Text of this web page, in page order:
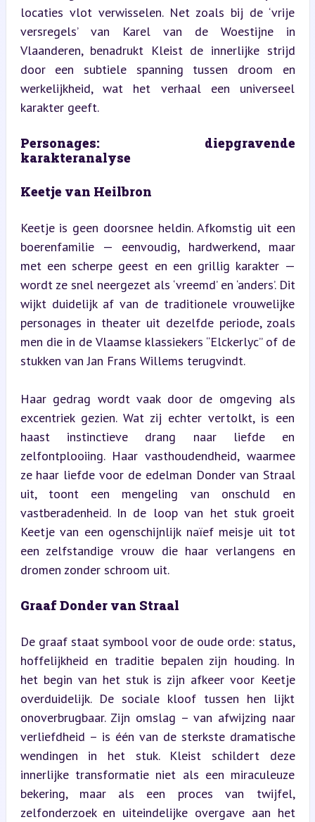
locaties vlot verwisselen. Net zoals bij de ‘vrije
versregels’ van Karel van de Woestijne in
Vlaanderen, benadrukt Kleist de innerlijke strijd
door een subtiele spanning tussen droom en
werkelijkheid, wat het verhaal een universeel
karakter geeft.
Personages: diepgravende
karakteranalyse
Keetje van Heilbron
Keetje is geen doorsnee heldin. Afkomstig uit een
boerenfamilie — eenvoudig, hardwerkend, maar
met een scherpe geest en een grillig karakter —
wordt ze snel neergezet als ‘vreemd’ en ‘anders’. Dit
wijkt duidelijk af van de traditionele vrouwelijke
personages in theater uit dezelfde periode, zoals
men die in de Vlaamse klassiekers “Elckerlyc” of de
stukken van Jan Frans Willems terugvindt.
Haar gedrag wordt vaak door de omgeving als
excentriek gezien. Wat zij echter vertolkt, is een
haast instinctieve drang naar liefde en
zelfontplooiing. Haar vasthoudendheid, waarmee
ze haar liefde voor de edelman Donder van Straal
uit, toont een mengeling van onschuld en
vastberadenheid. In de loop van het stuk groeit
Keetje van een ogenschijnlijk naïef meisje uit tot
een zelfstandige vrouw die haar verlangens en
dromen zonder schroom uit.
Graaf Donder van Straal
De graaf staat symbool voor de oude orde: status,
hoffelijkheid en traditie bepalen zijn houding. In
het begin van het stuk is zijn afkeer voor Keetje
overduidelijk. De sociale kloof tussen hen lijkt
onoverbrugbaar. Zijn omslag – van afwijzing naar
verliefdheid – is één van de sterkste dramatische
wendingen in het stuk. Kleist schildert deze
innerlijke transformatie niet als een miraculeuze
bekering, maar als een proces van twijfel,
zelfonderzoek en uiteindelijke overgave aan het